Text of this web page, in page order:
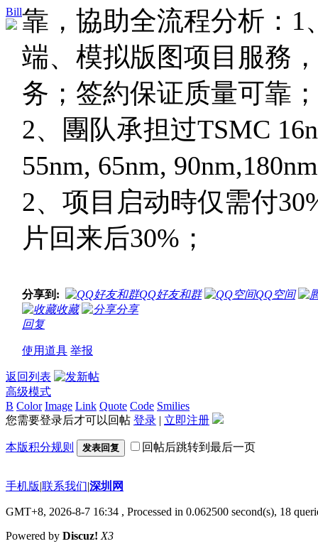
Bill靠，協助全流程分析：
端、模拟版图项目服務
务；签約保证质量可靠；
2、團队承担过TSMC
55nm, 65nm,
2、项目启动時仅需付
片回来后30%；
分享到: QQ好友和群
QQ空间
收藏
分享
回复
使用道具 举报
返回列表
高级模式
B Color Image Link Quote Code Smilies
您需要登录后才可以回帖 登录 | 立即注册
本版积分规则 发表回复 回帖后跳转到最后一页
手机版|联系我们|深圳网
GMT+8, 2026-8-7 16:34 , Processed in 0.062500 second(s), 18
Powered by Discuz! X3